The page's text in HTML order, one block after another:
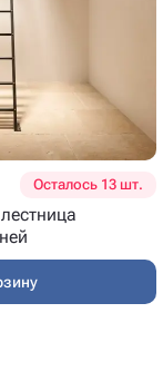
Осталось 13 шт.